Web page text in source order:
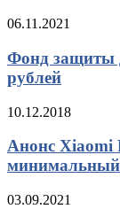
06.11.2021
Фонд защиты
рублей
10.12.2018
Анонс Xiaomi
минимальный
03.09.2021